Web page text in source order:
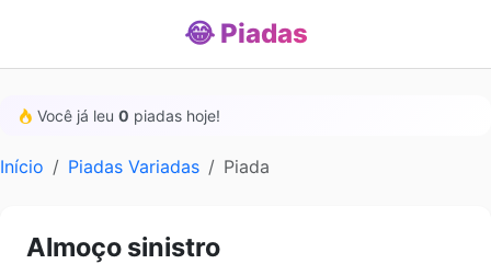
😂 Piadas
Você já leu 0 piadas hoje!
Início Piadas Variadas Piada
Almoço sinistro